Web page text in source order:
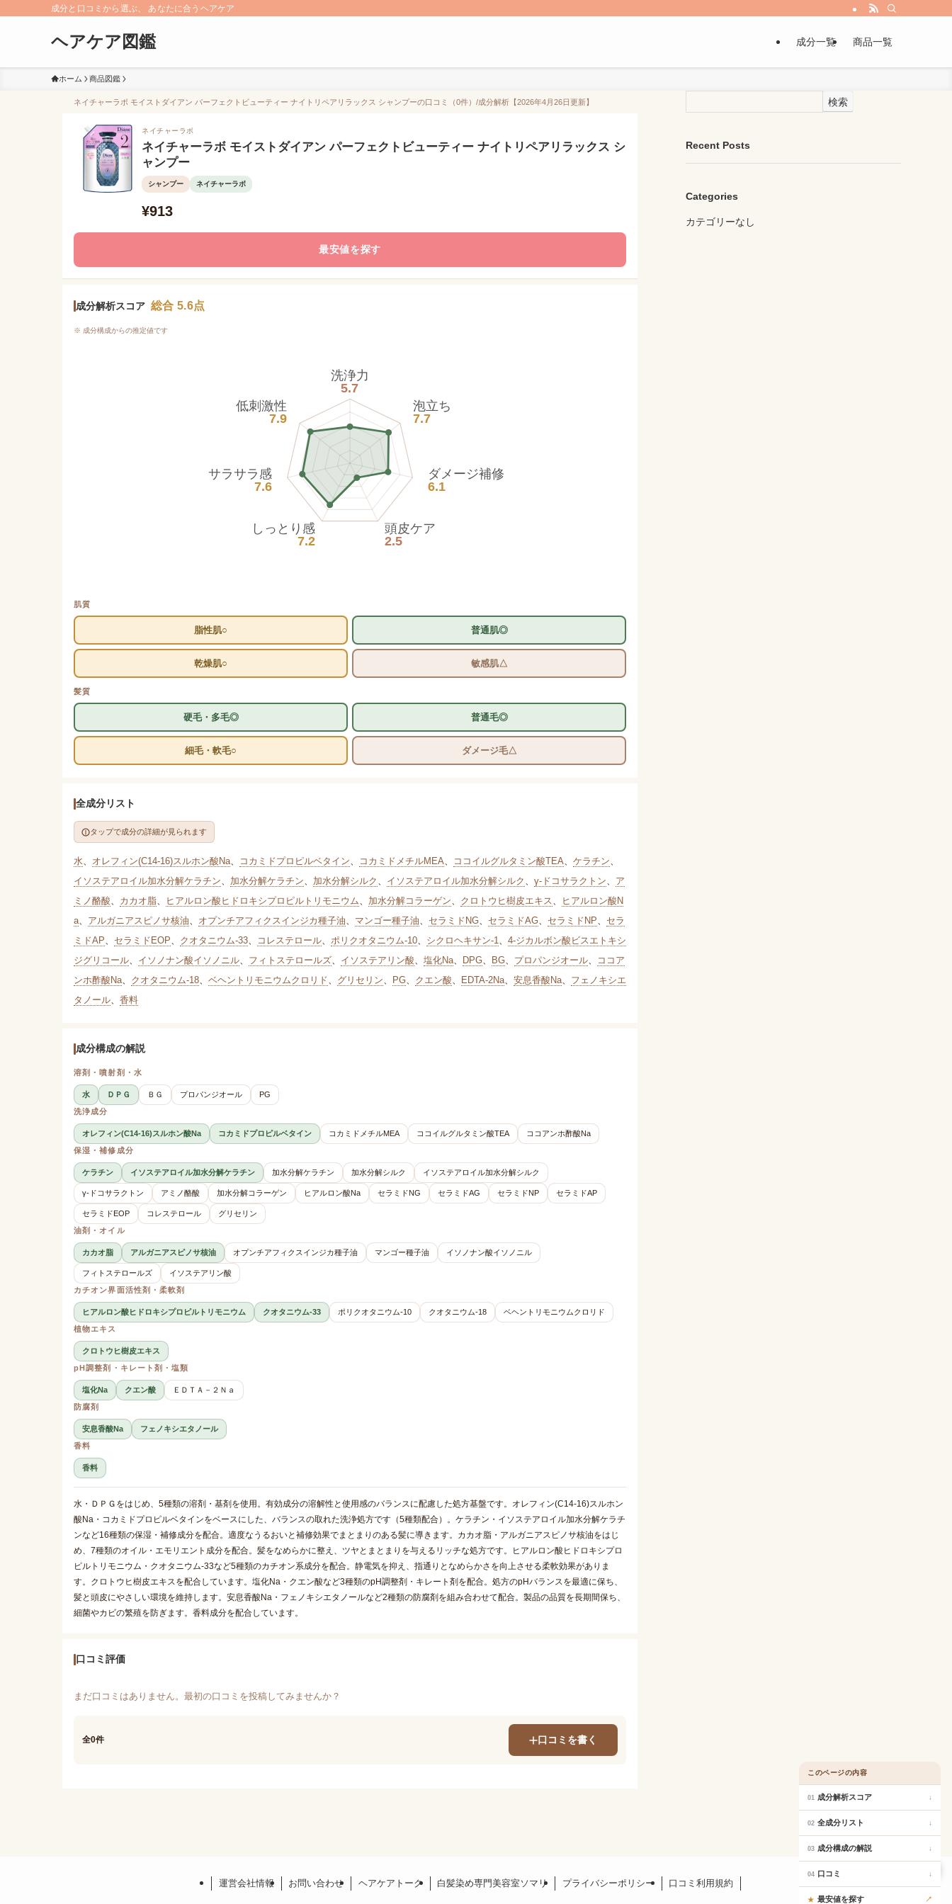
成分と口コミから選ぶ、 あなたに合うヘアケア
ヘアケア図鑑 成分一覧 商品一覧
ホーム 商品図鑑
ネイチャーラボ モイストダイアン パーフェクトビューティー ナイトリペアリラックス シャンプーの口コミ（0件）/成分解析【2026年4月26日更新】
ネイチャーラボ
ネイチャーラボ モイストダイアン パーフェクトビューティー ナイトリペアリラックス シ
ャンプー
シャンプー ネイチャーラボ
¥913
最安値を探す
成分解析スコア 総合 5.6点
※ 成分構成からの推定値です
洗浄力
5.7
泡立ち
7.7
ダメージ補修
6.1
頭皮ケア
2.5
しっとり感
7.2
サラサラ感
7.6
低刺激性
7.9
肌質
脂性肌○ 普通肌◎
乾燥肌○ 敏感肌△
髪質
硬毛・多毛◎ 普通毛◎
細毛・軟毛○ ダメージ毛△
全成分リスト
タップで成分の詳細が見られます
水、 オレフィン(C14-16)スルホン酸Na、 コカミドプロピルベタイン、 コカミドメチルMEA、 ココイルグルタミン酸TEA、 ケラチン、
イソステアロイル加水分解ケラチン、 加水分解ケラチン、 加水分解シルク 、 イソステアロイル加水分解シルク 、 γ-ドコサラクトン、 ア
ミノ酪酸、 カカオ脂、 ヒアルロン酸ヒドロキシプロピルトリモニウム、 加水分解コラーゲン、 クロトウヒ樹皮エキス、
ヒアルロン酸N
a、 アルガニアスピノサ核油、 オプンチアフィクスインジカ種子油、 マンゴー種子油、 セラミドNG、 セラミドAG、 セラミドNP、 セラ
ミドAP、 セラミドEOP、 クオタニウム-33、 コレステロール、 ポリクオタニウム-10、 シクロヘキサン-1、 4-ジカルボン酸ビスエトキシ
ジグリコール、 イソノナン酸イソノニル、 フィトステロールズ、 イソステアリン酸、 塩化Na、 DPG、 BG、 プロパンジオール、
ココア
ンホ酢酸Na、 クオタニウム-18、 ベヘントリモニウムクロリド、 グリセリン、 PG、 クエン酸、 EDTA-2Na、 安息香酸Na、 フェノキシエ
タノール、 香料
成分構成の解説
溶剤・噴射剤・水
水 ＤＰＧ ＢＧ プロパンジオール
PG
洗浄成分
オレフィン(C14-16)スルホン酸Na コカミドプロピルベタイン コカミドメチルMEA ココイルグルタミン酸TEA
ココアンホ酢酸Na
保湿・補修成分
ケラチン イソステアロイル加水分解ケラチン 加水分解ケラチン 加水分解シルク イソステアロイル加水分解シルク
γ-ドコサラクトン アミノ酪酸 加水分解コラーゲン ヒアルロン酸Na セラミドNG セラミドAG セラミドNP セラミドAP
セラミドEOP コレステロール
グリセリン
油剤・オイル
カカオ脂 アルガニアスピノサ核油 オプンチアフィクスインジカ種子油 マンゴー種子油 イソノナン酸イソノニル
フィトステロールズ
イソステアリン酸
カチオン界面活性剤・柔軟剤
ヒアルロン酸ヒドロキシプロピルトリモニウム クオタニウム-33 ポリクオタニウム-10 クオタニウム-18
ベヘントリモニウムクロリド
植物エキス
クロトウヒ樹皮エキス
pH調整剤・キレート剤・塩類
塩化Na クエン酸
ＥＤＴＡ－２Ｎａ
防腐剤
安息香酸Na
フェノキシエタノール
香料
香料
水・ＤＰＧをはじめ、5種類の溶剤・基剤を使用。有効成分の溶解性と使用感のバランスに配慮した処方基盤です。オレフィン(C14-16)スルホン
酸Na・コカミドプロピルベタインをベースにした、バランスの取れた洗浄処方です（5種類配合）。ケラチン・イソステアロイル加水分解ケラチ
ンなど16種類の保湿・補修成分を配合。適度なうるおいと補修効果でまとまりのある髪に導きます。カカオ脂・アルガニアスピノサ核油をはじ
め、7種類のオイル・エモリエント成分を配合。髪をなめらかに整え、ツヤとまとまりを与えるリッチな処方です。ヒアルロン酸ヒドロキシプロ
ピルトリモニウム・クオタニウム-33など5種類のカチオン系成分を配合。静電気を抑え、指通りとなめらかさを向上させる柔軟効果がありま
す。クロトウヒ樹皮エキスを配合しています。塩化Na・クエン酸など3種類のpH調整剤・キレート剤を配合。処方のpHバランスを最適に保ち、
髪と頭皮にやさしい環境を維持します。安息香酸Na・フェノキシエタノールなど2種類の防腐剤を組み合わせて配合。製品の品質を長期間保ち、
細菌やカビの繁殖を防ぎます。香料成分を配合しています。
口コミ評価
まだ口コミはありません。最初の口コミを投稿してみませんか？
全0件 口コミを書く
検索
Recent Posts
Categories
カテゴリーなし
運営会社情報 お問い合わせ ヘアケアトーク 白髪染め専門美容室ソマリ プライバシーポリシー 口コミ利用規約
このページの内容
01 成分解析スコア ↓
02 全成分リスト ↓
03 成分構成の解説 ↓
04 口コミ ↓
★ 最安値を探す ↗